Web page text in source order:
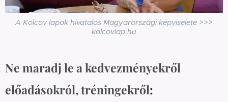
A Kolcov lapok hivatalos Magyarországi képviselete >>>
kolcovlap.hu
Ne maradj le a kedvezményekről
előadásokról, tréningekről: